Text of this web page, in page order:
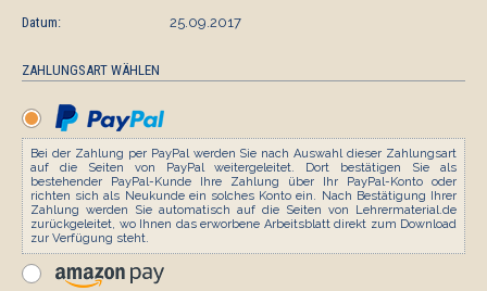
Datum:
25.09.2017
ZAHLUNGSART WÄHLEN
Bei der Zahlung per PayPal werden Sie nach Auswahl dieser Zahlungsart
auf die Seiten von PayPal weitergeleitet. Dort bestätigen Sie als
bestehender PayPal-Kunde Ihre Zahlung über Ihr PayPal-Konto oder
richten sich als Neukunde ein solches Konto ein. Nach Bestätigung Ihrer
Zahlung werden Sie automatisch auf die Seiten von Lehrermaterial.de
zurückgeleitet, wo Ihnen das erworbene Arbeitsblatt direkt zum Download
zur Verfügung steht.